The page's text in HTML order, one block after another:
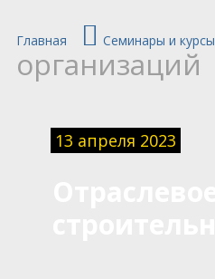
Главная Семинары и курсы
организаций
13 апреля 2023